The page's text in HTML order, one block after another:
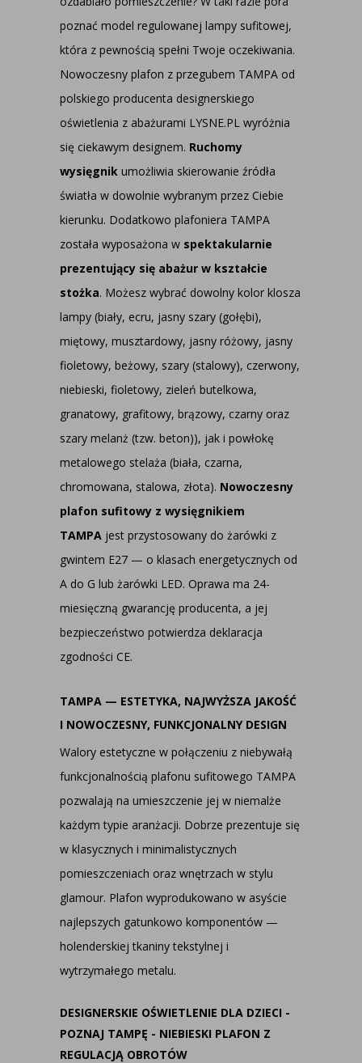
poznać model regulowanej lampy sufitowej,
która z pewnością spełni Twoje oczekiwania.
Nowoczesny plafon z przegubem TAMPA od
polskiego producenta designerskiego
oświetlenia z abażurami LYSNE.PL wyróżnia
się ciekawym designem. Ruchomy
wysięgnik umożliwia skierowanie źródła
światła w dowolnie wybranym przez Ciebie
kierunku. Dodatkowo plafoniera TAMPA
została wyposażona w spektakularnie
prezentujący się abażur w kształcie
stożka. Możesz wybrać dowolny kolor klosza
lampy (biały, ecru, jasny szary (gołębi),
miętowy, musztardowy, jasny różowy, jasny
fioletowy, beżowy, szary (stalowy), czerwony,
niebieski, fioletowy, zieleń butelkowa,
granatowy, grafitowy, brązowy, czarny oraz
szary melanż (tzw. beton)), jak i powłokę
metalowego stelaża (biała, czarna,
chromowana, stalowa, złota). Nowoczesny
plafon sufitowy z wysięgnikiem
TAMPA jest przystosowany do żarówki z
gwintem E27 — o klasach energetycznych od
A do G lub żarówki LED. Oprawa ma 24-
miesięczną gwarancję producenta, a jej
bezpieczeństwo potwierdza deklaracja
zgodności CE.
TAMPA — ESTETYKA, NAJWYŻSZA JAKOŚĆ
I NOWOCZESNY, FUNKCJONALNY DESIGN
Walory estetyczne w połączeniu z niebywałą
funkcjonalnością plafonu sufitowego TAMPA
pozwalają na umieszczenie jej w niemalże
każdym typie aranżacji. Dobrze prezentuje się
w klasycznych i minimalistycznych
pomieszczeniach oraz wnętrzach w stylu
glamour. Plafon wyprodukowano w asyście
najlepszych gatunkowo komponentów —
holenderskiej tkaniny tekstylnej i
wytrzymałego metalu.
DESIGNERSKIE OŚWIETLENIE DLA DZIECI -
POZNAJ TAMPĘ - NIEBIESKI PLAFON Z
REGULACJĄ OBROTÓW